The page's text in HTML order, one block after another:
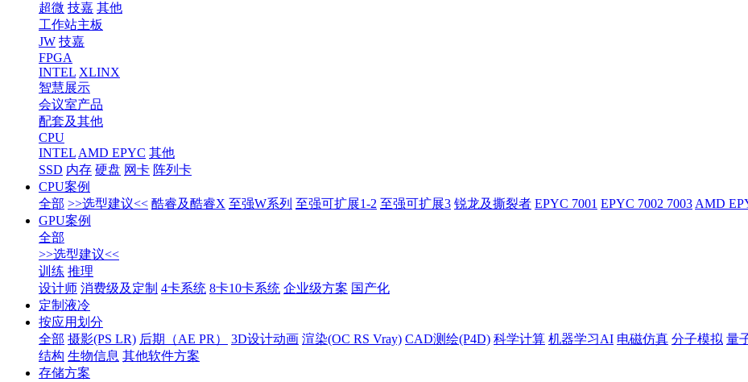
超微 技嘉 其他
工作站主板
JW 技嘉
FPGA
INTEL XLINX
智慧展示
会议室产品
配套及其他
CPU
INTEL AMD EPYC 其他
SSD 内存 硬盘 网卡 阵列卡
CPU案例
全部 >>选型建议<< 酷睿及酷睿X 至强W系列 至强可扩展1-2 至强可扩展3 锐龙及撕裂者 EPYC 7001 EPYC 7002 7003 AMD
GPU案例
全部
>>选型建议<<
训练 推理
设计师 消费级及定制 4卡系统 8卡10卡系统 企业级方案 国产化
定制液冷
按应用划分
全部 摄影(PS LR) 后期（AE PR） 3D设计动画 渲染(OC RS Vray) CAD测绘(P4D) 科学计算 机器学习AI 电磁仿真 分子模拟 量
结构 生物信息 其他软件方案
存储方案